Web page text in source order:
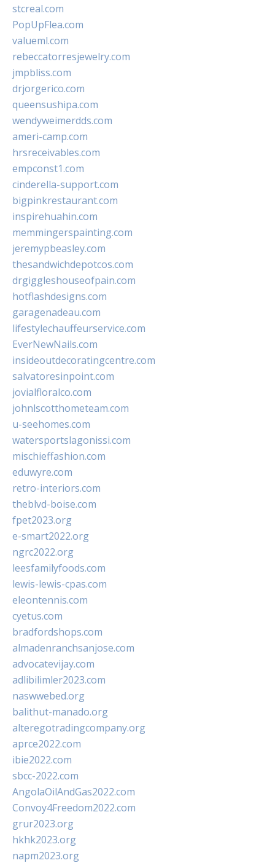
stcreal.com
PopUpFlea.com
valueml.com
rebeccatorresjewelry.com
jmpbliss.com
drjorgerico.com
queensushipa.com
wendyweimerdds.com
ameri-camp.com
hrsreceivables.com
empconst1.com
cinderella-support.com
bigpinkrestaurant.com
inspirehuahin.com
memmingerspainting.com
jeremypbeasley.com
thesandwichdepotcos.com
drgiggleshouseofpain.com
hotflashdesigns.com
garagenadeau.com
lifestylechauffeurservice.com
EverNewNails.com
insideoutdecoratingcentre.com
salvatoresinpoint.com
jovialfloralco.com
johnlscotthometeam.com
u-seehomes.com
watersportslagonissi.com
mischieffashion.com
eduwyre.com
retro-interiors.com
theblvd-boise.com
fpet2023.org
e-smart2022.org
ngrc2022.org
leesfamilyfoods.com
lewis-lewis-cpas.com
eleontennis.com
cyetus.com
bradfordshops.com
almadenranchsanjose.com
advocatevijay.com
adlibilimler2023.com
naswwebed.org
balithut-manado.org
alteregotradingcompany.org
aprce2022.com
ibie2022.com
sbcc-2022.com
AngolaOilAndGas2022.com
Convoy4Freedom2022.com
grur2023.org
hkhk2023.org
napm2023.org